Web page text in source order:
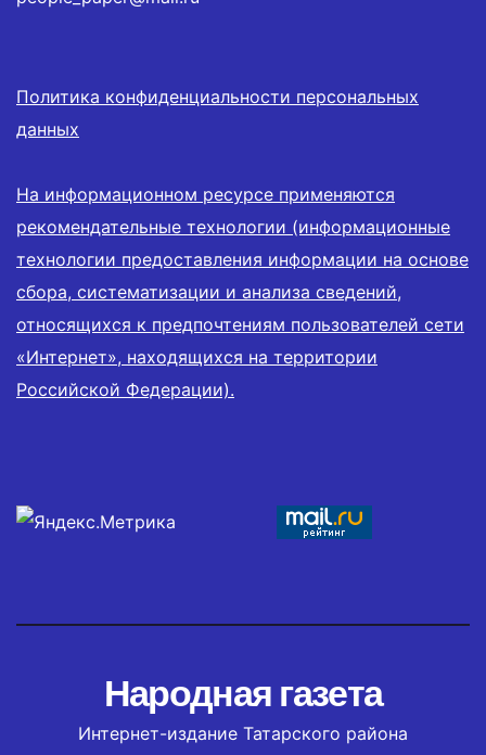
Политика конфиденциальности персональных
данных
На информационном ресурсе применяются
рекомендательные технологии (информационные
технологии предоставления информации на основе
сбора, систематизации и анализа сведений,
относящихся к предпочтениям пользователей сети
«Интернет», находящихся на территории
Российской Федерации).
Народная газета
Интернет-издание Татарского района